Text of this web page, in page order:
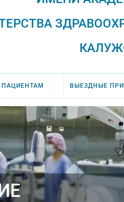
ПАЦИЕНТАМ ВЫЕЗДНЫЕ